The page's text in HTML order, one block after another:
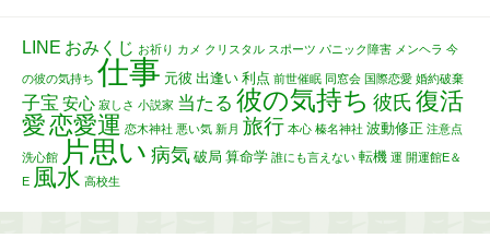
LINE おみくじ お祈り カメ クリスタル スポーツ パニック障害 メンヘラ 今
の彼の気持ち 仕事 元彼 出逢い 利点 前世催眠 同窓会 国際恋愛 婚約破棄
子宝 安心 寂しさ 小説家 当たる 彼の気持ち 彼氏 復活
愛恋愛運 恋木神社 悪い気 新月 旅行 本心 榛名神社 波動修正 注意点
洗心館 片思い 病気 破局 算命学 誰にも言えない 転機 運 開運館E＆
E 風水 高校生